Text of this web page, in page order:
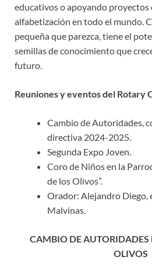
educativos o apoyando proyectos
alfabetización en todo el mundo.
pequeña que parezca, tiene el
semillas de conocimiento que
futuro.
Reuniones y eventos del Rotary
Cambio de Autoridades,
directiva 2024-2025.
Segunda Expo Joven.
Coro de Niños en la
de los Olivos”.
Orador: Alejandro Diego,
Malvinas.
CAMBIO DE AUTORIDADES
OLIVOS